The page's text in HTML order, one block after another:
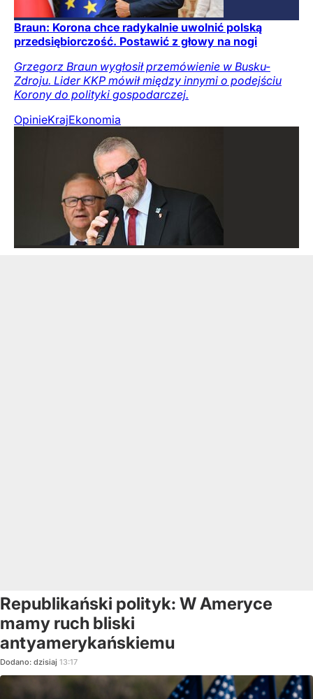
Braun: Korona chce radykalnie uwolnić polską
przedsiębiorczość. Postawić z głowy na nogi
Grzegorz Braun wygłosił przemówienie w Busku-
Zdroju. Lider KKP mówił między innymi o podejściu
Korony do polityki gospodarczej.
OpinieKrajEkonomia
Republikański polityk: W Ameryce
mamy ruch bliski
antyamerykańskiemu
Dodano: dzisiaj 13:17